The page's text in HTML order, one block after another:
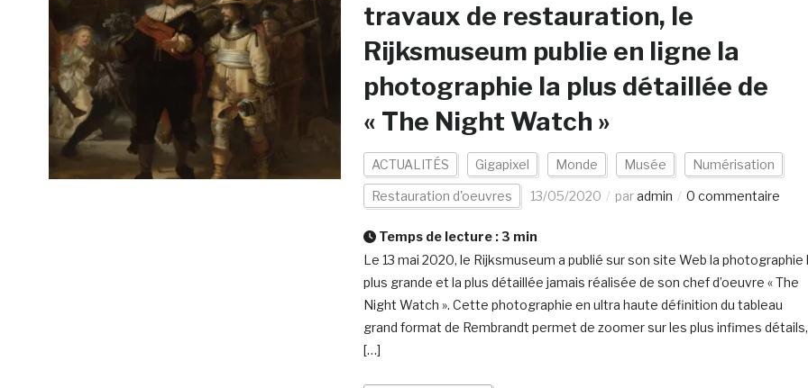
travaux de restauration, le
Rijksmuseum publie en ligne la
photographie la plus détaillée de
« The Night Watch »
ACTUALITÉS Gigapixel Monde Musée Numérisation
Restauration d'oeuvres 13/05/2020 paradmin 0 commentaire
Temps de lecture : 3 min
Le 13 mai 2020, le Rijksmuseum a publié sur son site Web la photographie
plus grande et la plus détaillée jamais réalisée de son chef d’oeuvre « The
Night Watch ». Cette photographie en ultra haute définition du tableau
grand format de Rembrandt permet de zoomer sur les plus infimes détails,
[…]